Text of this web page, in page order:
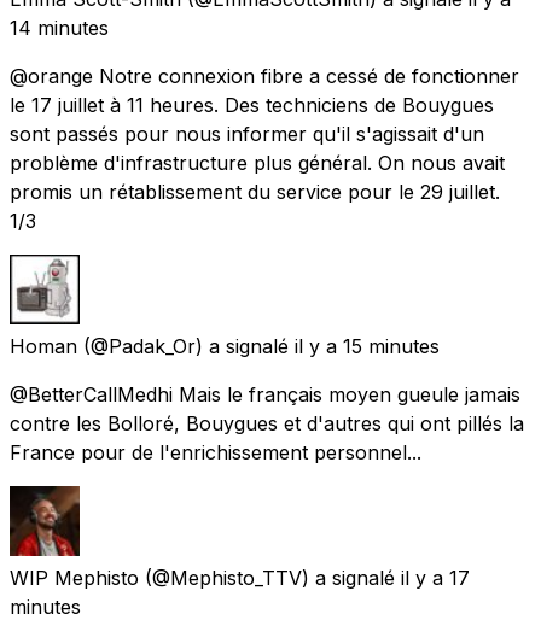
14 minutes
@orange Notre connexion fibre a cessé de fonctionner
le 17 juillet à 11 heures. Des techniciens de Bouygues
sont passés pour nous informer qu'il s'agissait d'un
problème d'infrastructure plus général. On nous avait
promis un rétablissement du service pour le 29 juillet.
1/3
Homan (@Padak_Or) a signalé il y a 15 minutes
@BetterCallMedhi Mais le français moyen gueule jamais
contre les Bolloré, Bouygues et d'autres qui ont pillés la
France pour de l'enrichissement personnel...
WIP Mephisto (@Mephisto_TTV) a signalé il y a 17
minutes